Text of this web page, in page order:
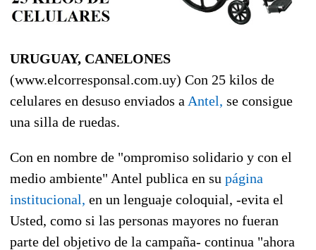
URUGUAY, CANELONES
(www.elcorresponsal.com.uy) Con 25 kilos de
celulares en desuso enviados a Antel, se consigue
una silla de ruedas.
Con en nombre de "ompromiso solidario y con el
medio ambiente" Antel publica en su página
institucional, en un lenguaje coloquial, -evita el
Usted, como si las personas mayores no fueran
parte del objetivo de la campaña- continua "ahora